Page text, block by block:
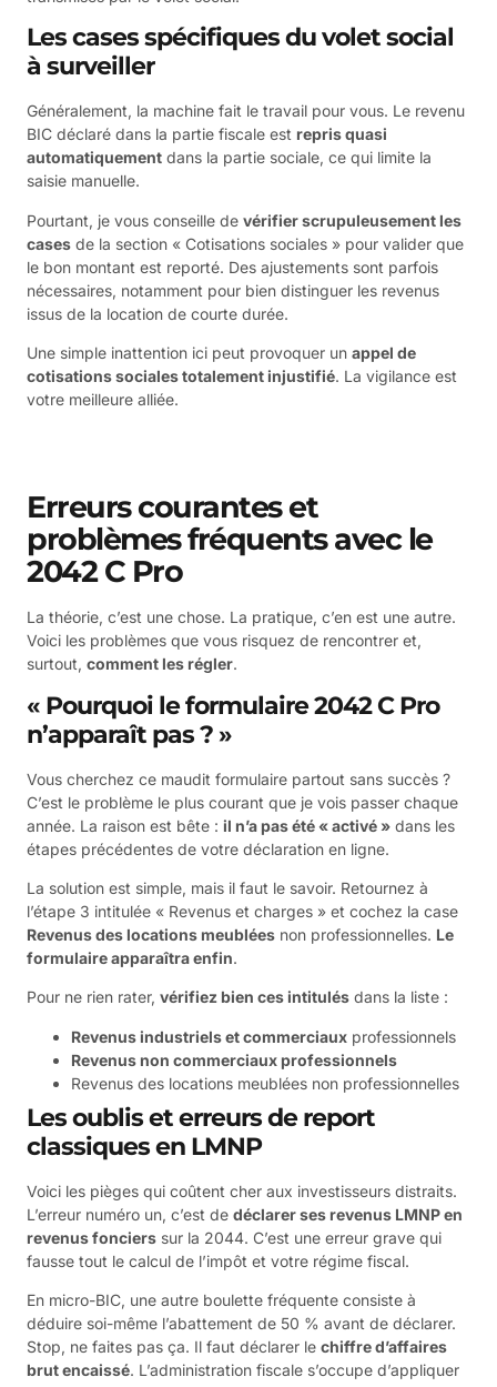
Les cases spécifiques du volet social
à surveiller
Généralement, la machine fait le travail pour vous. Le revenu
BIC déclaré dans la partie fiscale est repris quasi
automatiquement dans la partie sociale, ce qui limite la
saisie manuelle.
Pourtant, je vous conseille de vérifier scrupuleusement les
cases de la section « Cotisations sociales » pour valider que
le bon montant est reporté. Des ajustements sont parfois
nécessaires, notamment pour bien distinguer les revenus
issus de la location de courte durée.
Une simple inattention ici peut provoquer un appel de
cotisations sociales totalement injustifié. La vigilance est
votre meilleure alliée.
Erreurs courantes et
problèmes fréquents avec le
2042 C Pro
La théorie, c’est une chose. La pratique, c’en est une autre.
Voici les problèmes que vous risquez de rencontrer et,
surtout, comment les régler.
« Pourquoi le formulaire 2042 C Pro
n’apparaît pas ? »
Vous cherchez ce maudit formulaire partout sans succès ?
C’est le problème le plus courant que je vois passer chaque
année. La raison est bête : il n’a pas été « activé » dans les
étapes précédentes de votre déclaration en ligne.
La solution est simple, mais il faut le savoir. Retournez à
l’étape 3 intitulée « Revenus et charges » et cochez la case
Revenus des locations meublées non professionnelles. Le
formulaire apparaîtra enfin.
Pour ne rien rater, vérifiez bien ces intitulés dans la liste :
Revenus industriels et commerciaux professionnels
Revenus non commerciaux professionnels
Revenus des locations meublées non professionnelles
Les oublis et erreurs de report
classiques en LMNP
Voici les pièges qui coûtent cher aux investisseurs distraits.
L’erreur numéro un, c’est de déclarer ses revenus LMNP en
revenus fonciers sur la 2044. C’est une erreur grave qui
fausse tout le calcul de l’impôt et votre régime fiscal.
En micro-BIC, une autre boulette fréquente consiste à
déduire soi-même l’abattement de 50 % avant de déclarer.
Stop, ne faites pas ça. Il faut déclarer le chiffre d’affaires
brut encaissé. L’administration fiscale s’occupe d’appliquer